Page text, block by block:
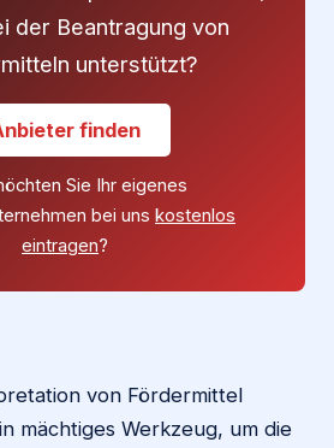
der Beantragung von
unterstützt?
finden
Sie Ihr eigenes
bei uns kostenlos
eintragen?
von Fördermittel
mächtiges Werkzeug, um die